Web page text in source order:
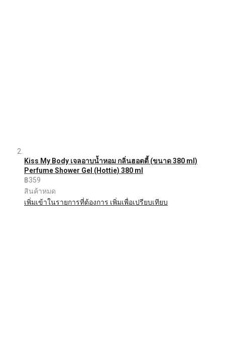
Kiss My Body เจลอาบน้ำหอม กลิ่นฮอตตี้ (ขนาด 380 ml)
Perfume Shower Gel (Hottie) 380 ml
฿359
สินค้าหมด
เพิ่มเข้าในรายการที่ต้องการ เพิ่มเพื่อเปรียบเทียบ